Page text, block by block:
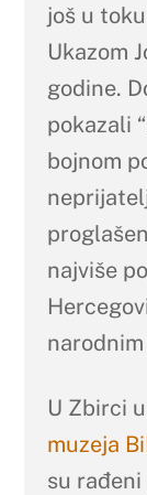
još u
Ukazom
godine.
pokazali
bojnom
najviše
U Zbirci
muzeja
su